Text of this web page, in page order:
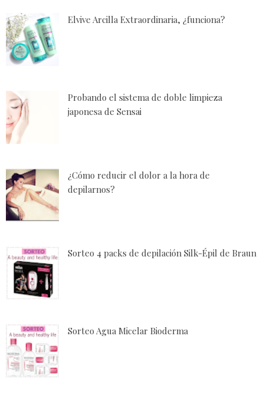
Elvive Arcilla Extraordinaria, ¿funciona?
Probando el sistema de doble limpieza
japonesa de Sensai
¿Cómo reducir el dolor a la hora de
depilarnos?
Sorteo 4 packs de depilación Silk-Épil de Braun
Sorteo Agua Micelar Bioderma